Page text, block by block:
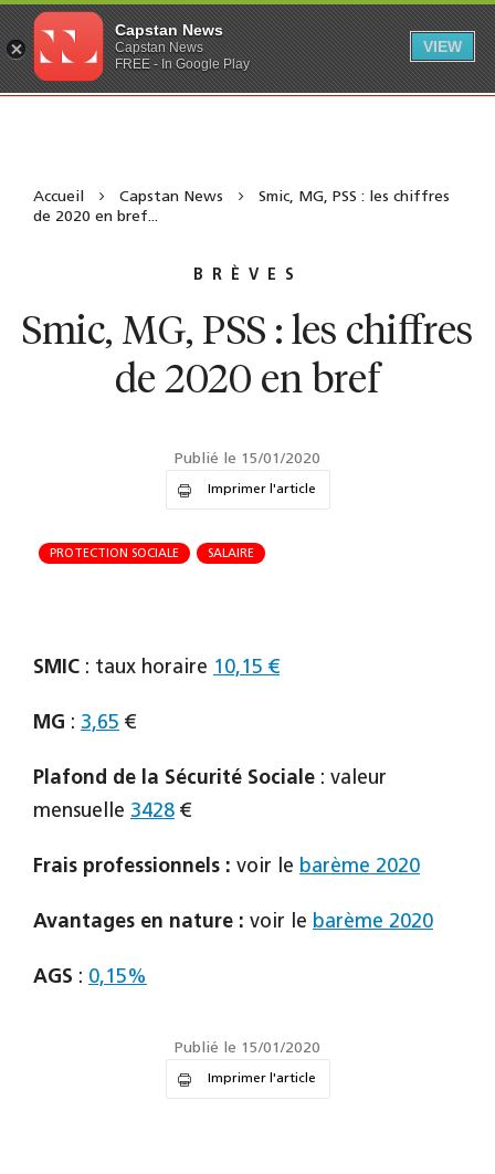
Accueil Capstan News
Smic, MG, PSS : les chiffres
de 2020 en bref...
BRÈVES
Smic, MG, PSS : les chiffres
de 2020 en bref
Publié le 15/01/2020
Imprimer l'article
PROTECTION SOCIALE SALAIRE
SMIC : taux horaire 10,15 €
MG : 3,65 €
Plafond de la Sécurité Sociale : valeur
mensuelle 3428 €
Frais professionnels : voir le barème 2020
Avantages en nature : voir le barème 2020
AGS : 0,15%
Publié le 15/01/2020
Imprimer l'article
Capstan News
Capstan News
FREE - In Google Play
VIEW